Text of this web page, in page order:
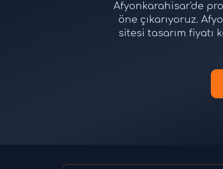
Afyonkarahisar'de
öne çıkarıyoruz.
sitesi tasarım fiyatı